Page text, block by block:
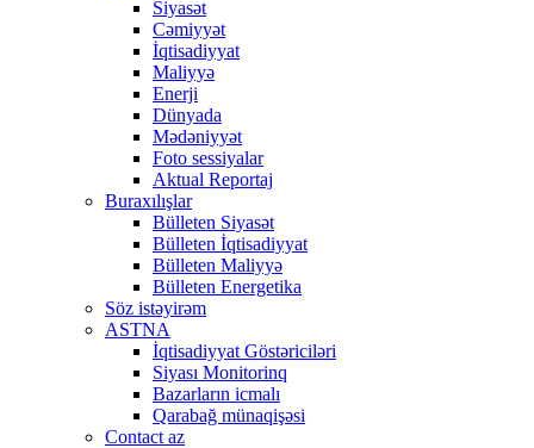
Siyasət
Cəmiyyət
İqtisadiyyat
Maliyyə
Enerji
Dünyada
Mədəniyyət
Foto sessiyalar
Aktual Reportaj
Buraxılışlar
Bülleten Siyasət
Bülleten İqtisadiyyat
Bülleten Maliyyə
Bülleten Energetika
Söz istəyirəm
ASTNA
İqtisadiyyat Göstəriciləri
Siyası Monitorinq
Bazarların icmalı
Qarabağ münaqişəsi
Contact az